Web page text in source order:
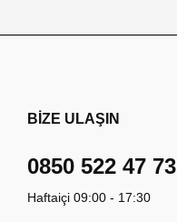
BİZE ULAŞIN
0850 522 47 73
Haftaiçi 09:00 - 17:30